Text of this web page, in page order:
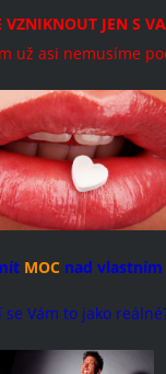
JEN S
už asi nemusíme
MOC nad vlastním
se Vám to jako